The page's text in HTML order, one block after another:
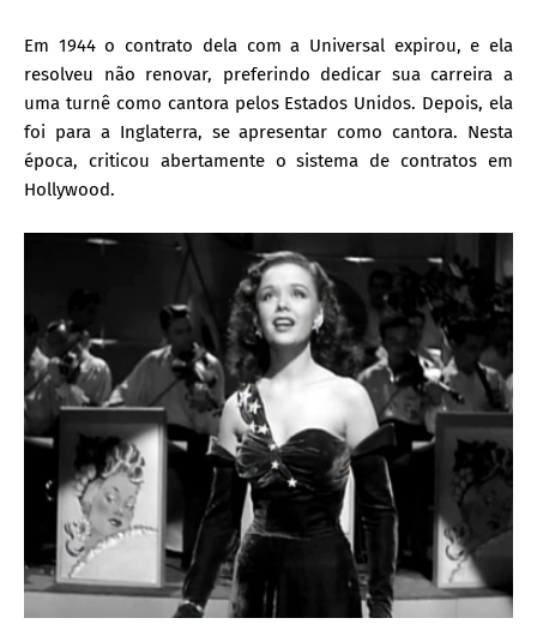
Em 1944 o contrato dela com a Universal expirou, e ela
resolveu não renovar, preferindo dedicar sua carreira a
uma turnê como cantora pelos Estados Unidos. Depois, ela
foi para a Inglaterra, se apresentar como cantora. Nesta
época, criticou abertamente o sistema de contratos em
Hollywood.